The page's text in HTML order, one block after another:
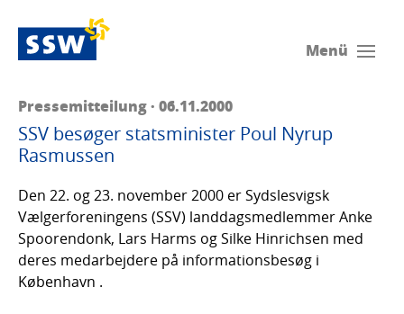
Menü
Pressemitteilung · 06.11.2000
SSV besøger statsminister Poul Nyrup
Rasmussen
Den 22. og 23. november 2000 er Sydslesvigsk
Vælgerforeningens (SSV) landdagsmedlemmer Anke
Spoorendonk, Lars Harms og Silke Hinrichsen med
deres medarbejdere på informationsbesøg i
København .